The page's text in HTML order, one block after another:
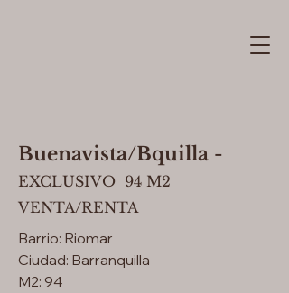
Buenavista/Bquilla -
EXCLUSIVO 94 M2
VENTA/RENTA
Barrio: Riomar
Ciudad: Barranquilla
M2: 94